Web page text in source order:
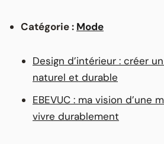
Catégorie : Mode
Design d’intérieur : créer
naturel et durable
EBEVUC : ma vision d’une
vivre durablement